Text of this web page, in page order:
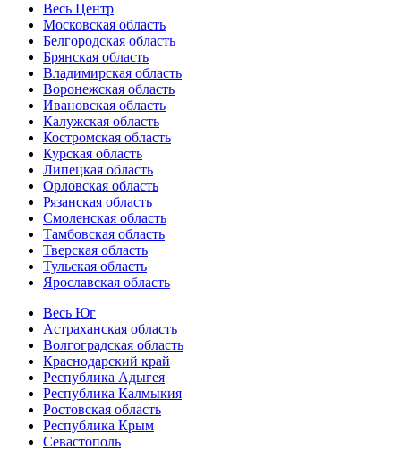
Весь Центр
Московская область
Белгородская область
Брянская область
Владимирская область
Воронежская область
Ивановская область
Калужская область
Костромская область
Курская область
Липецкая область
Орловская область
Рязанская область
Смоленская область
Тамбовская область
Тверская область
Тульская область
Ярославская область
Весь Юг
Астраханская область
Волгоградская область
Краснодарский край
Республика Адыгея
Республика Калмыкия
Ростовская область
Республика Крым
Севастополь